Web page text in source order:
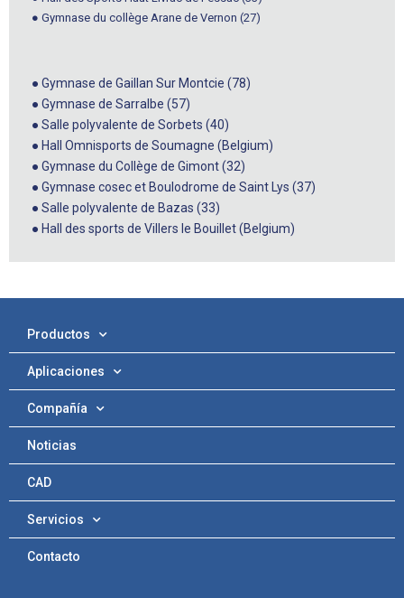
● Gymnase du collège Arane de Vernon (27)
● Gymnase de Gaillan Sur Montcie (78)
● Gymnase de Sarralbe (57)
● Salle polyvalente de Sorbets (40)
● Hall Omnisports de Soumagne (Belgium)
● Gymnase du Collège de Gimont (32)
● Gymnase cosec et Boulodrome de Saint Lys (37)
● Salle polyvalente de Bazas (33)
● Hall des sports de Villers le Bouillet (Belgium)
Productos
Aplicaciones
Compañía
Noticias
CAD
Servicios
Contacto